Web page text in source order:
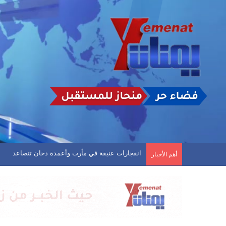
أهم الأخبار المالكي يعلن عن هجمات استهدفت جنوب غرب